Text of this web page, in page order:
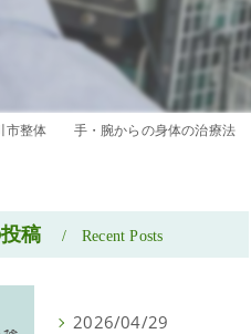
市整体 手・腕からの身体の治療法
稿 Recent Posts
2026/04/29